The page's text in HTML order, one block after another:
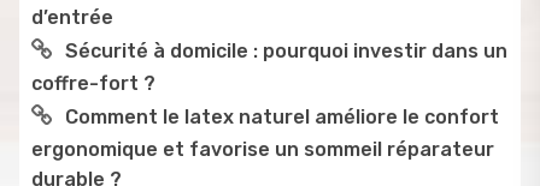
d’entrée
Sécurité à domicile : pourquoi investir dans un
coffre-fort ?
Comment le latex naturel améliore le confort
ergonomique et favorise un sommeil réparateur
durable ?